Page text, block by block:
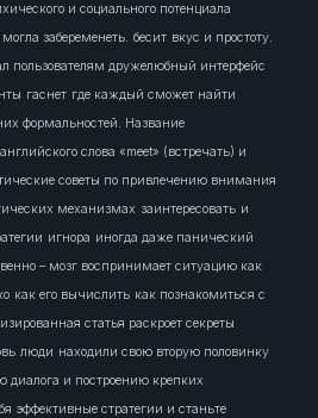
и социального потенциала
забеременеть. бесит вкус и простоту.
пользователям дружелюбный интерфейс
гаснет где каждый сможет найти
формальностей. Название
слова «meet» (встречать) и
советы по привлечению внимания
механизмах заинтересовать и
игнора иногда даже панический
– мозг воспринимает ситуацию как
как его вычислить как познакомиться с
статья раскроет секреты
люди находили свою вторую половинку
диалога и построению крепких
эффективные стратегии и станьте